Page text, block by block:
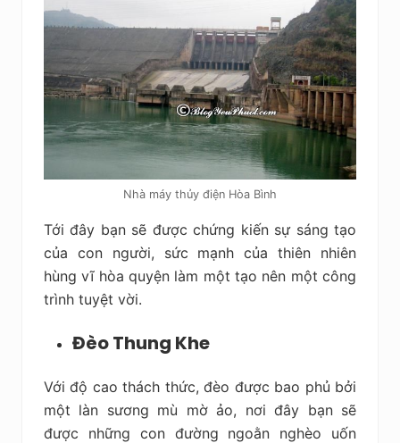
Nhà máy thủy điện Hòa Bình
Tới đây bạn sẽ được chứng kiến sự sáng tạo
của con người, sức mạnh của thiên nhiên
hùng vĩ hòa quyện làm một tạo nên một công
trình tuyệt vời.
Đèo Thung Khe
Với độ cao thách thức, đèo được bao phủ bởi
một làn sương mù mờ ảo, nơi đây bạn sẽ
được những con đường ngoằn nghèo uốn